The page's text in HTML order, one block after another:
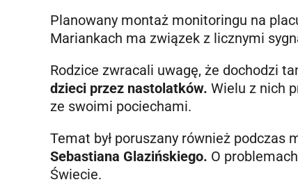
Planowany montaż monitoringu na
Mariankach ma związek z licznymi
Rodzice zwracali uwagę, że dochodzi
dzieci przez nastolatków. Wielu z nich
ze swoimi pociechami.
Temat był poruszany również podczas
Sebastiana Glazińskiego. O
Świecie.